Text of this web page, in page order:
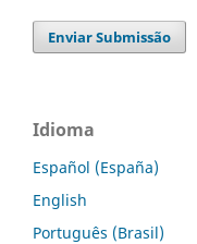
Enviar Submissão
Idioma
Español (España)
English
Português (Brasil)